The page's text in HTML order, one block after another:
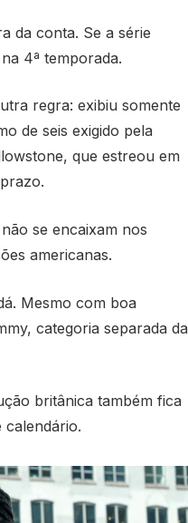
da conta. Se a série
4ª temporada.
regra: exibiu somente
de seis exigido pela
que estreou em
se encaixam nos
americanas.
Mesmo com boa
categoria separada da
britânica também fica